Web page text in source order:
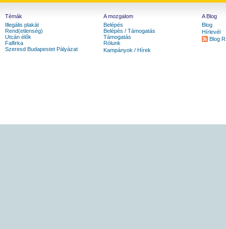
Témák
Illegális plakát
Rend(etlenség)
Utcán élők
Falfirka
Szeresd Budapestet Pályázat
A mozgalom
Belépés
Belépés / Támogatás
Támogatás
Rólunk
Kampányok / Hírek
A Blog
Blog
Hírlevél
Blog